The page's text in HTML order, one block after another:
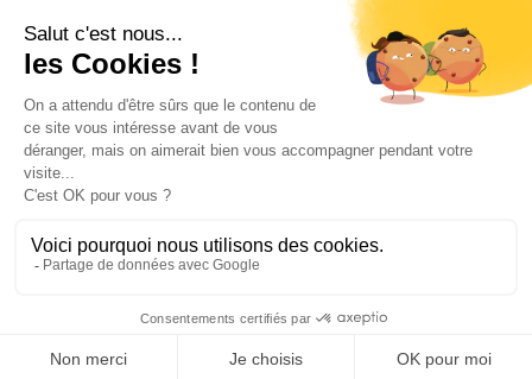
Voiture occasion Amiens
Voiture occasion Beauvais
Voiture occasion Arras
Import Export Portugal
Importar Carro Franca
Portugal
Suivez-nous
© 2026 Allure Auto —Mentions légales